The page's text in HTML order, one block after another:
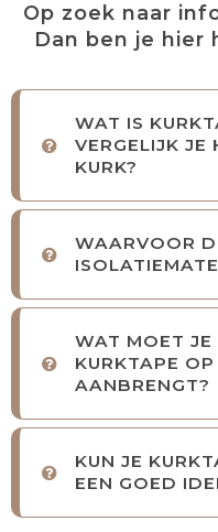
Op zoek naar
Dan ben je hier
WAT IS
VERGELIJK JE
KURK?
WAARVOOR
WAT MOET JE
KURKTAPE OP
AANBRENGT?
KUN JE
EEN GOED